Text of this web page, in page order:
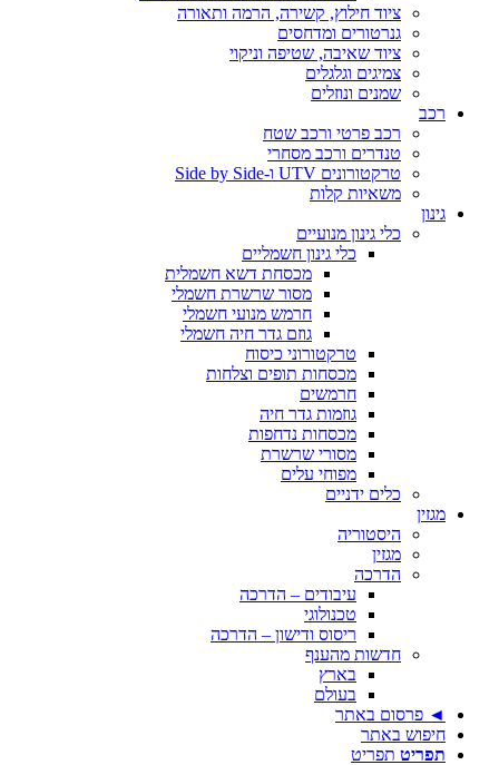
ציוד חילוץ, קשירה, הרמה ותאורה
גנרטורים ומדחסים
ציוד שאיבה, שטיפה וניקוי
צמיגים וגלגלים
שמנים ונוזלים
רכב
רכב פרטי ורכב שטח
טנדרים ורכב מסחרי
טרקטורונים UTV ו-Side by Side
משאיות קלות
גינון
כלי גינון מנועיים
כלי גינון חשמליים
מכסחת דשא חשמלית
מסור שרשרת חשמלי
חרמש מנועי חשמלי
גוזם גדר חיה חשמלי
טרקטורוני כיסוח
מכסחות תופים וצלחות
חרמשים
גוזמות גדר חיה
מכסחות נדחפות
מסורי שרשרת
מפוחי עלים
כלים ידניים
מגזין
היסטוריה
מגזין
הדרכה
עיבודים – הדרכה
טכנולוגי
ריסוס ודישון – הדרכה
חדשות מהענף
בארץ
בעולם
◄ פרסום באתר
חיפוש באתר
תפריט תפריט